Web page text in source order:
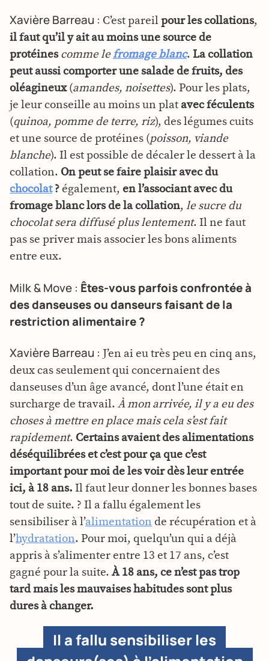
Xavière Barreau : C’est pareil pour les collations,
il faut qu’il y ait au moins une source de
protéinescomme lefromage blanc. La collation
peut aussi comporter une salade de fruits, des
oléagineux(amandes, noisettes). Pour les plats,
je leur conseille au moins un plat avec féculents
(quinoa, pomme de terre, riz), des légumes cuits
et une source de protéines (poisson, viande
blanche). Il est possible de décaler le dessert à la
collation. On peut se faire plaisir avec du
chocolat? également, en l’associant avec du
fromage blanc lors de la collation, le sucre du
chocolat sera diffusé plus lentement. Il ne faut
pas se priver mais associer les bons aliments
entre eux.
Milk & Move : Êtes-vous parfois confrontée à
des danseuses ou danseurs faisant de la
restriction alimentaire ?
Xavière Barreau : J’en ai eu très peu en cinq ans,
deux cas seulement qui concernaient des
danseuses d’un âge avancé, dont l’une était en
surcharge de travail. À mon arrivée, il y a eu des
choses à mettre en place mais cela s’est fait
rapidement. Certains avaient des alimentations
déséquilibrées et c’est pour ça que c’est
important pour moi de les voir dès leur entrée
ici, à 18 ans. Il faut leur donner les bonnes bases
tout de suite. ? Il a fallu également les
sensibiliser à l’alimentation de récupération et à
l’hydratation. Pour moi, quelqu’un qui a déjà
appris à s’alimenter entre 13 et 17 ans, c’est
gagné pour la suite. À 18 ans, ce n’est pas trop
tard mais les mauvaises habitudes sont plus
dures à changer.
Il a fallu sensibiliser les